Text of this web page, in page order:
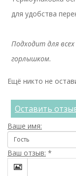
для удобства
Подходит для
горлышком.
Ещё никто не
Оставить
Ваше имя:
Ваш отзыв: *
